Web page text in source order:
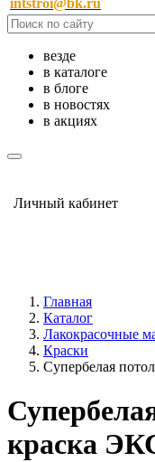
intstroi@bk.ru
везде
в каталоге
в блоге
в новостях
в акциях
Личный кабинет
Главная
Каталог
Лакокрасочные
Краски
Супербелая
краска